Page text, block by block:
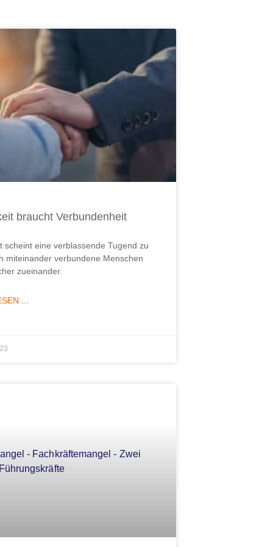
braucht Verbundenheit
scheint eine verblassende Tugend zu
miteinander verbundene Menschen
zueinander.
...
Seite Seite